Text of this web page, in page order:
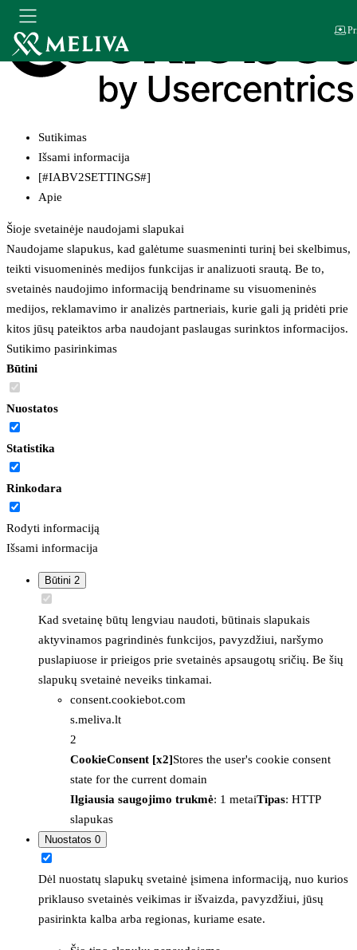
Sutikimas
Išsami informacija
[#IABV2SETTINGS#]
Apie
Šioje svetainėje naudojami slapukai
Naudojame slapukus, kad galėtume suasmeninti turinį bei skelbimus,
teikti visuomeninės medijos funkcijas ir analizuoti srautą. Be to,
svetainės naudojimo informaciją bendriname su visuomeninės
medijos, reklamavimo ir analizės partneriais, kurie gali ją pridėti prie
kitos jūsų pateiktos arba naudojant paslaugas surinktos informacijos.
Sutikimo pasirinkimas
Būtini
Nuostatos
Statistika
Rinkodara
Rodyti informaciją
Išsami informacija
Būtini 2
Kad svetainę būtų lengviau naudoti, būtinais slapukais
aktyvinamos pagrindinės funkcijos, pavyzdžiui, naršymo
puslapiuose ir prieigos prie svetainės apsaugotų sričių. Be šių
slapukų svetainė neveiks tinkamai.
consent.cookiebot.com
s.meliva.lt
2
CookieConsent [x2]Stores the user's cookie consent
state for the current domain
Ilgiausia saugojimo trukmė: 1 metaiTipas: HTTP
slapukas
Nuostatos 0
Dėl nuostatų slapukų svetainė įsimena informaciją, nuo kurios
priklauso svetainės veikimas ir išvaizda, pavyzdžiui, jūsų
pasirinkta kalba arba regionas, kuriame esate.